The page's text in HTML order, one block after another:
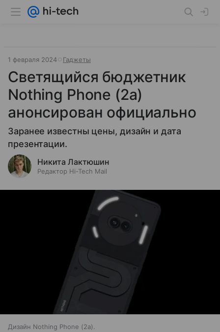
1 февраля 2024 Гаджеты
Светящийся бюджетник
Nothing Phone (2a)
анонсирован официально
Заранее известны цены, дизайн и дата
презентации.
Никита Лактюшин
Редактор Hi-Tech Mail
Дизайн Nothing Phone (2a).